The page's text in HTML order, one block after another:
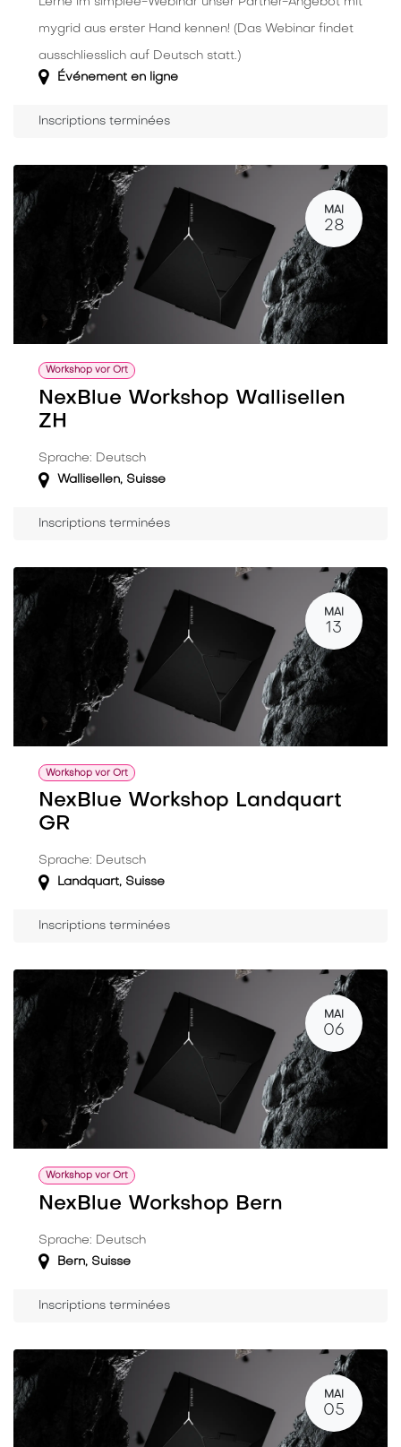
mygrid aus erster Hand kennen! (Das Webinar findet
ausschliesslich auf Deutsch statt.)
Événement en ligne
Inscriptions terminées
MAI
28
Workshop vor Ort
NexBlue Workshop Wallisellen
ZH
Sprache: Deutsch
Wallisellen, Suisse
Inscriptions terminées
MAI
13
Workshop vor Ort
NexBlue Workshop Landquart
GR
Sprache: Deutsch
Landquart, Suisse
Inscriptions terminées
MAI
06
Workshop vor Ort
NexBlue Workshop Bern
Sprache: Deutsch
Bern, Suisse
Inscriptions terminées
MAI
05